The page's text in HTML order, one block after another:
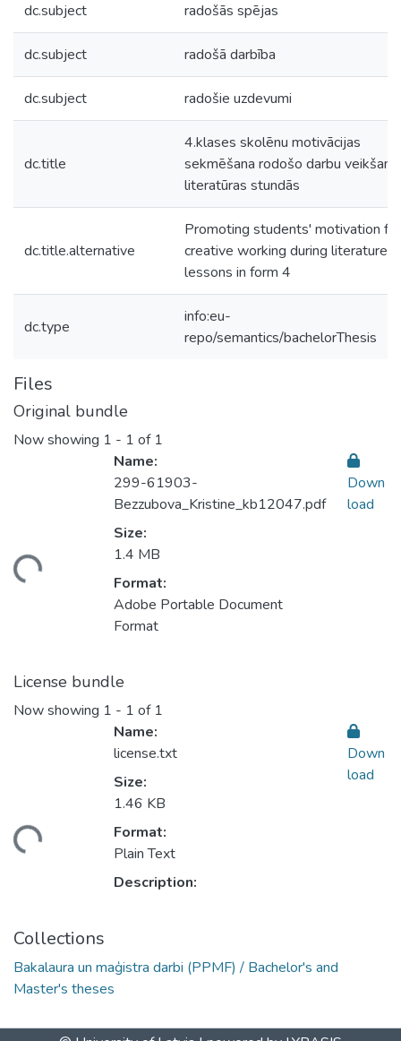
dc.subject radošās spējas
dc.subject radošā darbība
dc.subject radošie uzdevumi
dc.title
4.klases skolēnu motivācijas
sekmēšana rodošo darbu veikšanai
literatūras stundās
dc.title.alternative
Promoting students' motivation for
creative working during literature
lessons in form 4
dc.type
info:eu-
repo/semantics/bachelorThesis
Files
Original bundle
Now showing 1 - 1 of 1
Name:
299-61903-
Bezzubova_Kristine_kb12047.pdf
Size:
1.4 MB
Format:
Adobe Portable Document
Format
Down
load
License bundle
Now showing 1 - 1 of 1
Name:
license.txt
Size:
1.46 KB
Format:
Plain Text
Description:
Down
load
Collections
Bakalaura un maģistra darbi (PPMF) / Bachelor's and
Master's theses